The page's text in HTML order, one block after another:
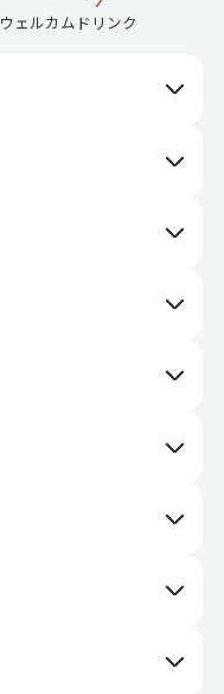
ウェルカムドリンク